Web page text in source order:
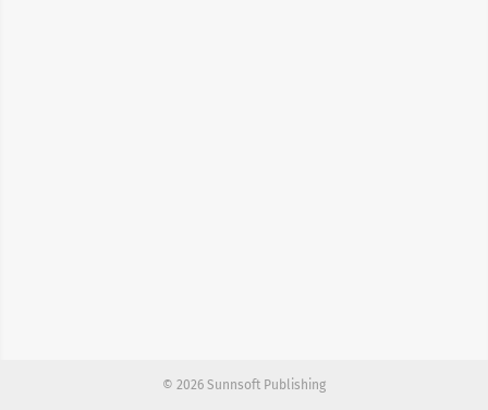
© 2026 Sunnsoft Publishing